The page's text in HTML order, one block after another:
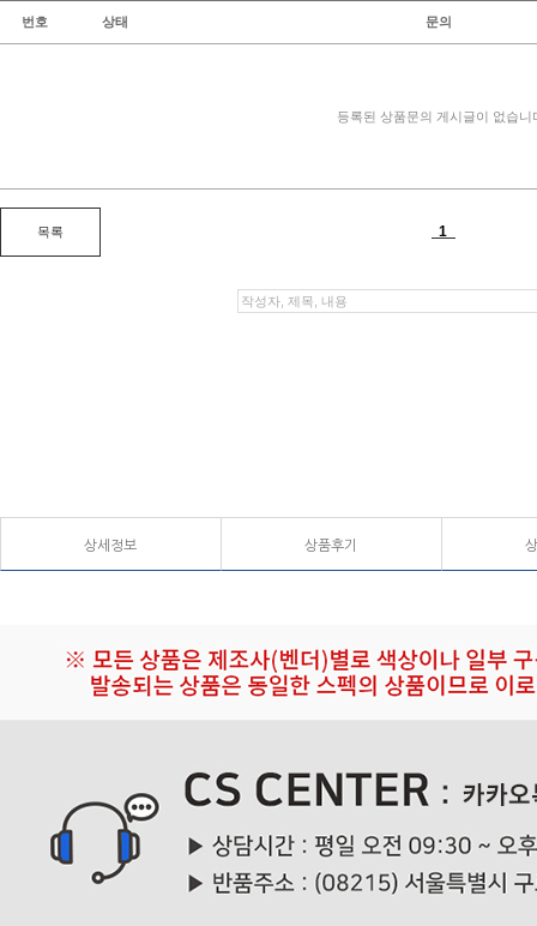
상세정보 상품후기